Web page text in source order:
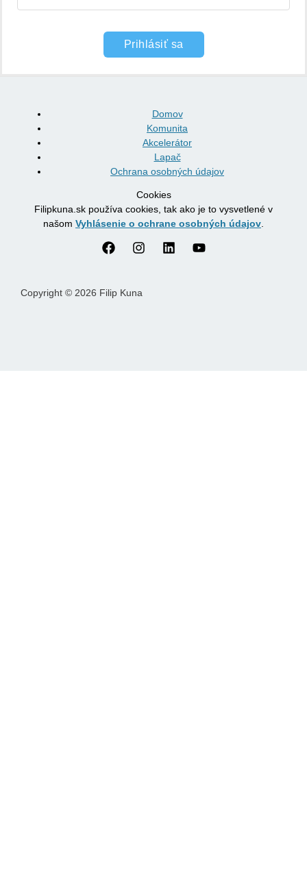
Prihlásiť sa
Domov
Komunita
Akcelerátor
Lapač
Ochrana osobných údajov
Cookies
Filipkuna.sk používa cookies, tak ako je to vysvetlené v
našom Vyhlásenie o ochrane osobných údajov.
Copyright © 2026 Filip Kuna